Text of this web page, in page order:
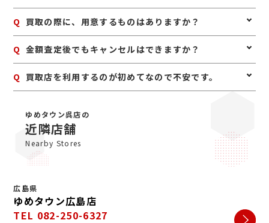
がおすすめです。状態を確認したうえでご案内いたしま
す。
A 予約は必要ありませんのでいつでもお越しいただけます
すとスムーズにご案内できます。
Q 買取の際に、用意するものはありますか？
A はい。身分証明書(運転免許証、マイナンバーカード、
Q 金額査定後でもキャンセルはできますか？
A お値段にご満足いただけない場合は、もちろんキャンセ
Q 買取店を利用するのが初めてなので不安です。
がとうございます。ジュエルカフェは女性スタッフが中
心で、丁寧な接客・明るいお店・手数料完全無料の手軽
さで多くのお客様にご利用いただいています。ぜひ安心
してお越しくださいませ。
ゆめタウン呉店の
近隣店舗
Nearby Stores
広島県
ゆめタウン広島店
TEL 082-250-6327